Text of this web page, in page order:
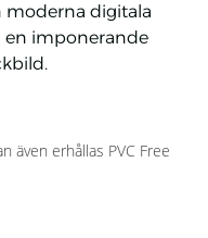
moderna digitala
en imponerande
även erhållas PVC Free